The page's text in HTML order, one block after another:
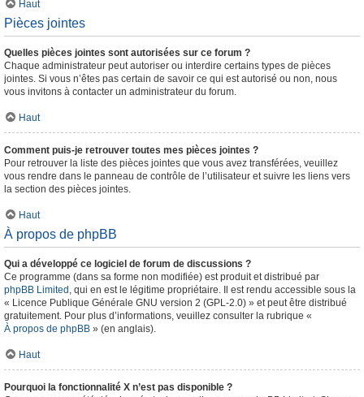
Haut
Pièces jointes
Quelles pièces jointes sont autorisées sur ce forum ?
Chaque administrateur peut autoriser ou interdire certains types de pièces
jointes. Si vous n’êtes pas certain de savoir ce qui est autorisé ou non, nous
vous invitons à contacter un administrateur du forum.
Haut
Comment puis-je retrouver toutes mes pièces jointes ?
Pour retrouver la liste des pièces jointes que vous avez transférées, veuillez
vous rendre dans le panneau de contrôle de l’utilisateur et suivre les liens vers
la section des pièces jointes.
Haut
À propos de phpBB
Qui a développé ce logiciel de forum de discussions ?
Ce programme (dans sa forme non modifiée) est produit et distribué par
phpBB Limited , qui en est le légitime propriétaire. Il est rendu accessible sous la
« Licence Publique Générale GNU version 2 (GPL-2.0) » et peut être distribué
gratuitement. Pour plus d’informations, veuillez consulter la rubrique «
À propos de phpBB » (en anglais).
Haut
Pourquoi la fonctionnalité X n’est pas disponible ?